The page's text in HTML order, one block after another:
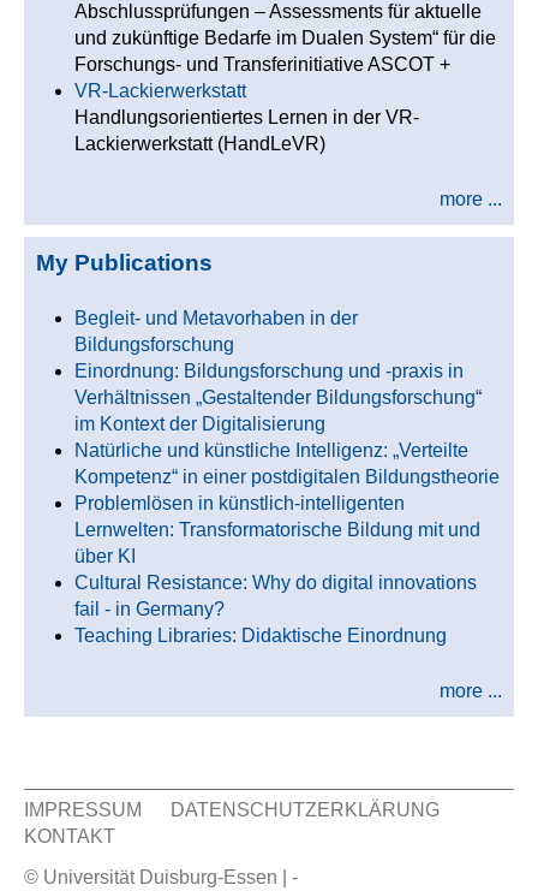
Abschlussprüfungen – Assessments für aktuelle
und zukünftige Bedarfe im Dualen System“ für die
Forschungs- und Transferinitiative ASCOT +
VR-Lackierwerkstatt
Handlungsorientiertes Lernen in der VR-
Lackierwerkstatt (HandLeVR)
more ...
My Publications
Begleit- und Metavorhaben in der
Bildungsforschung
Einordnung: Bildungsforschung und -praxis in
Verhältnissen „Gestaltender Bildungsforschung“
im Kontext der Digitalisierung
Natürliche und künstliche Intelligenz: „Verteilte
Kompetenz“ in einer postdigitalen Bildungstheorie
Problemlösen in künstlich-intelligenten
Lernwelten: Transformatorische Bildung mit und
über KI
Cultural Resistance: Why do digital innovations
fail - in Germany?
Teaching Libraries: Didaktische Einordnung
more ...
Sekundär Menü
IMPRESSUM
DATENSCHUTZERKLÄRUNG
KONTAKT
© Universität Duisburg-Essen | -